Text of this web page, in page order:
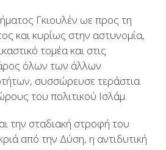
Γκιουλέν ωε προς τη
και κυρίως στην αστυνομία,
τομέα και στις
όλων των άλλων
συσσώρευσε τεράστια
του πολιτικού Ισλάμ.
την σταδιακή στροφή του
από την Δύση, η αντιδυτική